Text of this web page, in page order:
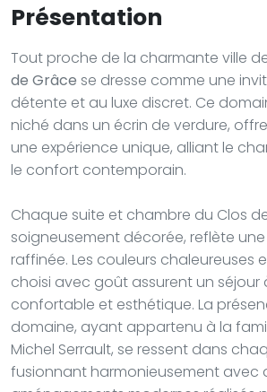
Présentation
Tout proche de la charmante ville
de Grâce se dresse comme une
détente et au luxe discret. Ce
niché dans un écrin de verdure,
une expérience unique, alliant le
le confort contemporain.
Chaque suite et chambre du Clos
soigneusement décorée, reflète
raffinée. Les couleurs chaleureuses
choisi avec goût assurent un séjour
confortable et esthétique. La
domaine, ayant appartenu à la
Michel Serrault, se ressent dans
fusionnant harmonieusement avec